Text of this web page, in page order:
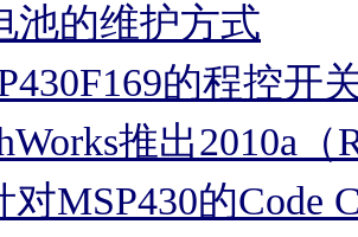
池的维护方式
的程控开
推出2010a
MSP430的Code